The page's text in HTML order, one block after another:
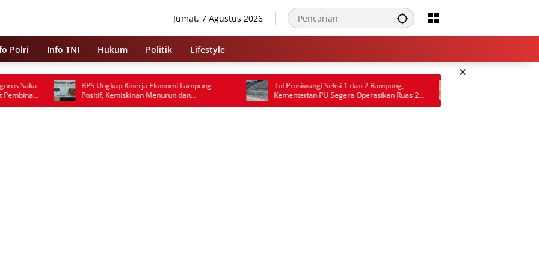
Jumat, 7 Agustus 2026
Polri Info TNI Hukum Politik Lifestyle
×
BPS Ungkap Kinerja Ekonomi Lampung
Positif, Kemiskinan Menurun dan
Pengangguran Terkendali
Tol Prosiwangi Seksi 1 dan 2 Rampung,
Kementerian PU Segera Operasikan Ruas 24
Km Probolinggo–Paiton
RSUD Aulia Menes Disorot Usai Pasien BPJS
Mengaku Tak Dirawat karena Stok Obat
Habis